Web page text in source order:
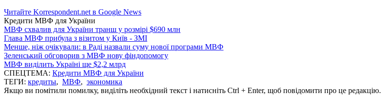
Читайте Korrespondent.net в Google News
Кредити МВФ для України
МВФ схвалив для України транш у розмірі $690 млн
Глава МВФ прибула з візитом у Київ - ЗМІ
Менше, ніж очікували: в Раді назвали суму нової програми МВФ
Зеленський обговорив з МВФ нову фіндопомогу
МВФ виділить Україні ще $2,2 млрд
СПЕЦТЕМА: Кредити МВФ для України
ТЕГИ: кредиты, МВФ, экономика
Якщо ви помітили помилку, виділіть необхідний текст і натисніть Ctrl + Enter, щоб повідомити про це редакцію.